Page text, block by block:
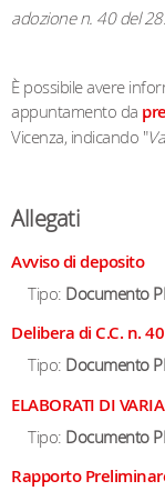
adozione n. 40 del
È possibile avere
appuntamento da
Vicenza, indicando "
Allegati
Avviso di deposito
Tipo: Documento
Delibera di C.C. n.
Tipo: Documento
ELABORATI DI
Tipo: Documento
Rapporto